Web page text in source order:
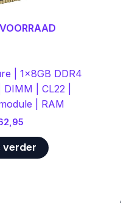
| 1x8GB DDR4
DIMM | CL22 |
| RAM
verder